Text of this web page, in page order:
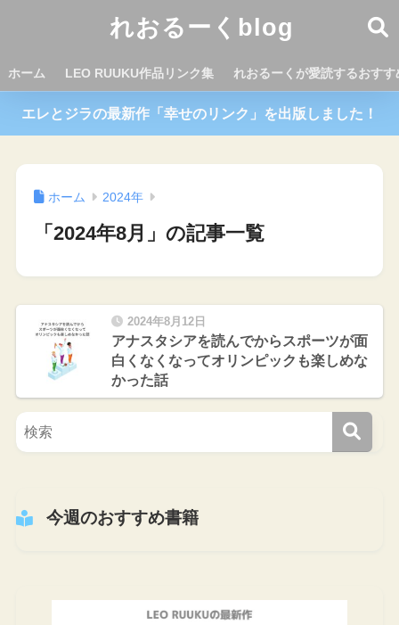
れおるーくblog
ホーム LEO RUUKU作品リンク集 れおるーくが愛読するおすす
エレとジラの最新作「幸せのリンク」を出版しました！
ホーム 2024年
「2024年8月」の記事一覧
2024年8月12日
アナスタシアを読んでからスポーツが面
白くなくなってオリンピックも楽しめな
かった話
今週のおすすめ書籍